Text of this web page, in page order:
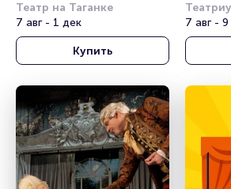
Театр на Таганке
7 авг - 1 дек
Купить
7 авг -